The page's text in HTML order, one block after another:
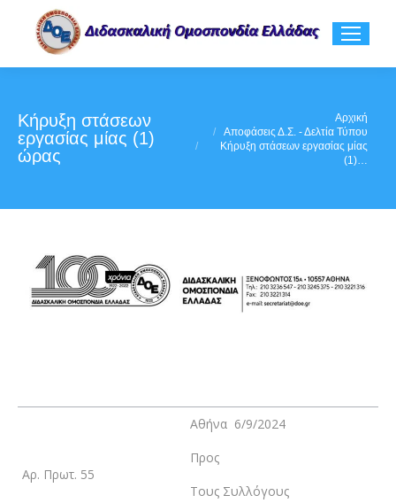
Κήρυξη στάσεων
εργασίας μίας (1)
ώρας
Αρχική
Αποφάσεις Δ.Σ. - Δελτία Τύπου
Κήρυξη στάσεων εργασίας μίας
(1)…
Αρ. Πρωτ. 55
Αθήνα 6/9/2024
Προς
Τους Συλλόγους